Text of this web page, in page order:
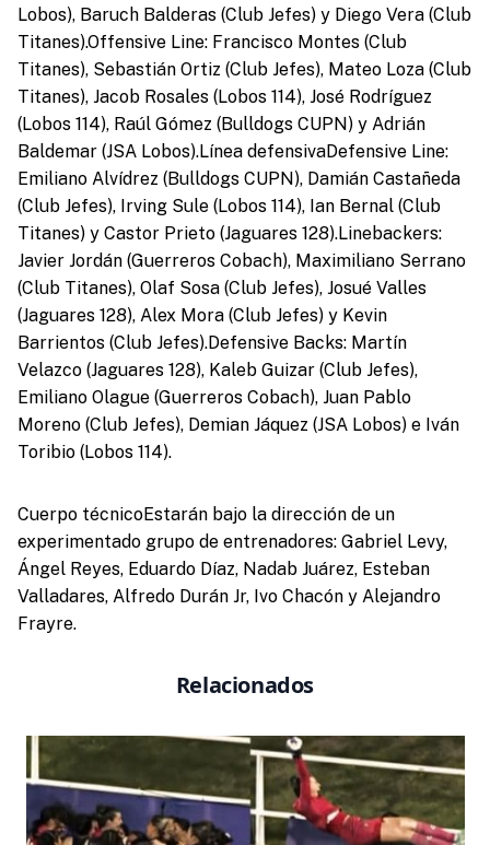
Lobos), Baruch Balderas (Club Jefes) y Diego Vera (Club
Titanes).Offensive Line: Francisco Montes (Club
Titanes), Sebastián Ortiz (Club Jefes), Mateo Loza (Club
Titanes), Jacob Rosales (Lobos 114), José Rodríguez
(Lobos 114), Raúl Gómez (Bulldogs CUPN) y Adrián
Baldemar (JSA Lobos).Línea defensivaDefensive Line:
Emiliano Alvídrez (Bulldogs CUPN), Damián Castañeda
(Club Jefes), Irving Sule (Lobos 114), Ian Bernal (Club
Titanes) y Castor Prieto (Jaguares 128).Linebackers:
Javier Jordán (Guerreros Cobach), Maximiliano Serrano
(Club Titanes), Olaf Sosa (Club Jefes), Josué Valles
(Jaguares 128), Alex Mora (Club Jefes) y Kevin
Barrientos (Club Jefes).Defensive Backs: Martín
Velazco (Jaguares 128), Kaleb Guizar (Club Jefes),
Emiliano Olague (Guerreros Cobach), Juan Pablo
Moreno (Club Jefes), Demian Jáquez (JSA Lobos) e Iván
Toribio (Lobos 114).
Cuerpo técnicoEstarán bajo la dirección de un
experimentado grupo de entrenadores: Gabriel Levy,
Ángel Reyes, Eduardo Díaz, Nadab Juárez, Esteban
Valladares, Alfredo Durán Jr, Ivo Chacón y Alejandro
Frayre.
Relacionados